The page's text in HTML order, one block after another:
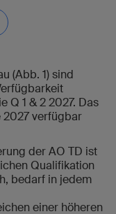
(Abb. 1) sind
Q 1 & 2 2027. Das
2027 verfügbar
der AO TD ist
Qualifikation
bedarf in jedem
einer höheren